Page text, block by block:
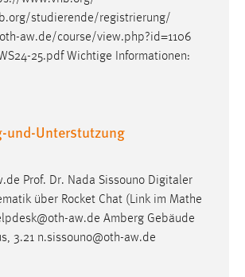
studierende/registrierung/
aw.de/course/view.php?id=1106
25.pdf Wichtige Informationen:
und-Unterstutzung
Prof. Dr. Nada Sissouno Digitaler
über Rocket Chat (Link im Mathe
aw.de Amberg Gebäude
3.21 n.sissouno@oth-aw.de